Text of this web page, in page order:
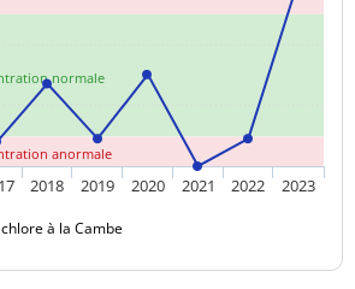
normale
anormale
à la Cambe
2018 2019 2020 2021 2022 2023